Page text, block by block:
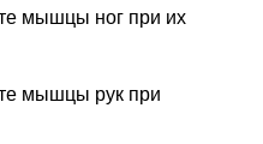
мышцы ног при их
мышцы рук при